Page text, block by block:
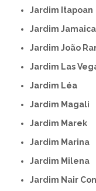
Jardim Itapoan
Jardim Jamaica
Jardim João
Jardim Las
Jardim Léa
Jardim Magali
Jardim Marek
Jardim Marina
Jardim Milena
Jardim Nair